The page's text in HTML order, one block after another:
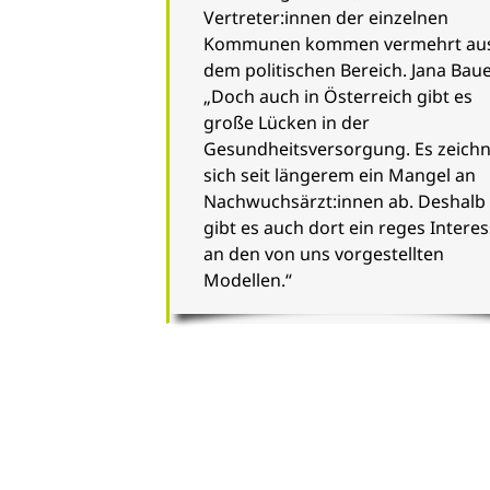
Vertreter:innen der einzelnen
Kommunen kommen vermehrt
dem politischen Bereich. Jana
„Doch auch in Österreich gibt es
große Lücken in der
Gesundheitsversorgung. Es
sich seit längerem ein Mangel an
Nachwuchsärzt:innen ab. Deshalb
gibt es auch dort ein reges
an den von uns vorgestellten
Modellen.“